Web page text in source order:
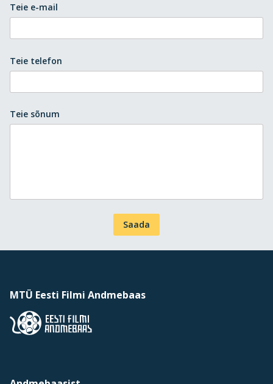
Teie e-mail
Teie telefon
Teie sõnum
Saada
MTÜ Eesti Filmi Andmebaas